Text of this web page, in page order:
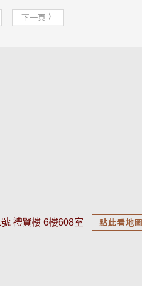
下一頁
禮賢樓 6樓608室
點此看地圖